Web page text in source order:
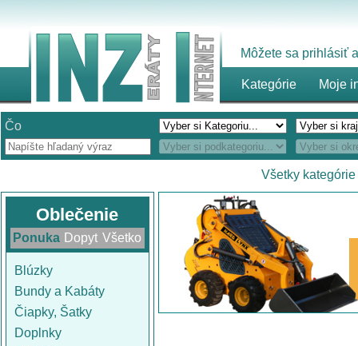
Môžete sa prihlásiť
Kategórie Moje
Čo
Všetky kategórie
Oblečenie
Ponuka Dopyt Všetko
Blúzky
Bundy a Kabáty
Čiapky, Šatky
Doplnky